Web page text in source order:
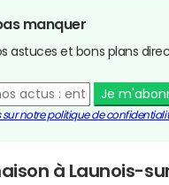
manquer
astuces et bons plans
Je
sur notre politique de
à Launois-